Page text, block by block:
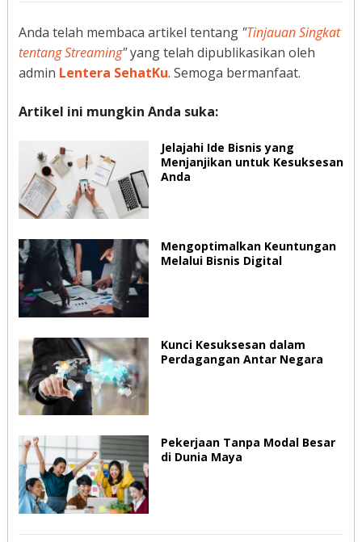
Anda telah membaca artikel tentang "Tinjauan Singkat
tentang Streaming"yang telah dipublikasikan oleh
admin Lentera SehatKu. Semoga bermanfaat.
Artikel ini mungkin Anda suka:
Jelajahi Ide Bisnis yang
Menjanjikan untuk Kesuksesan
Anda
Mengoptimalkan Keuntungan
Melalui Bisnis Digital
Kunci Kesuksesan dalam
Perdagangan Antar Negara
Pekerjaan Tanpa Modal Besar
di Dunia Maya